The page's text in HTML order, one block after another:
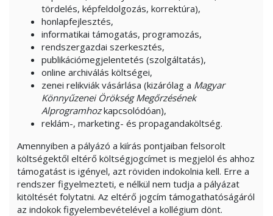
tördelés, képfeldolgozás, korrektúra),
honlapfejlesztés,
informatikai támogatás, programozás,
rendszergazdai szerkesztés,
publikációmegjelentetés (szolgáltatás),
online archiválás költségei,
zenei relikviák vásárlása (kizárólag a Magyar
Könnyűzenei Örökség Megőrzésének
Alprogramhozkapcsolódóan),
reklám-, marketing- és propagandaköltség.
Amennyiben a pályázó a kiírás pontjaiban felsorolt
költségektől eltérő költségjogcímet is megjelöl és ahhoz
támogatást is igényel, azt röviden indokolnia kell. Erre a
rendszer figyelmezteti, e nélkül nem tudja a pályázat
kitöltését folytatni. Az eltérő jogcím támogathatóságáról
az indokok figyelembevételével a kollégium dönt.